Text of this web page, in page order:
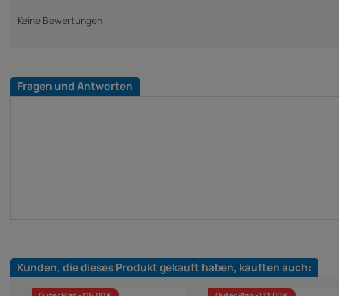
Keine Bewertungen
Fragen und Antworten
Kunden, die dieses Produkt gekauft haben, kauften auch: